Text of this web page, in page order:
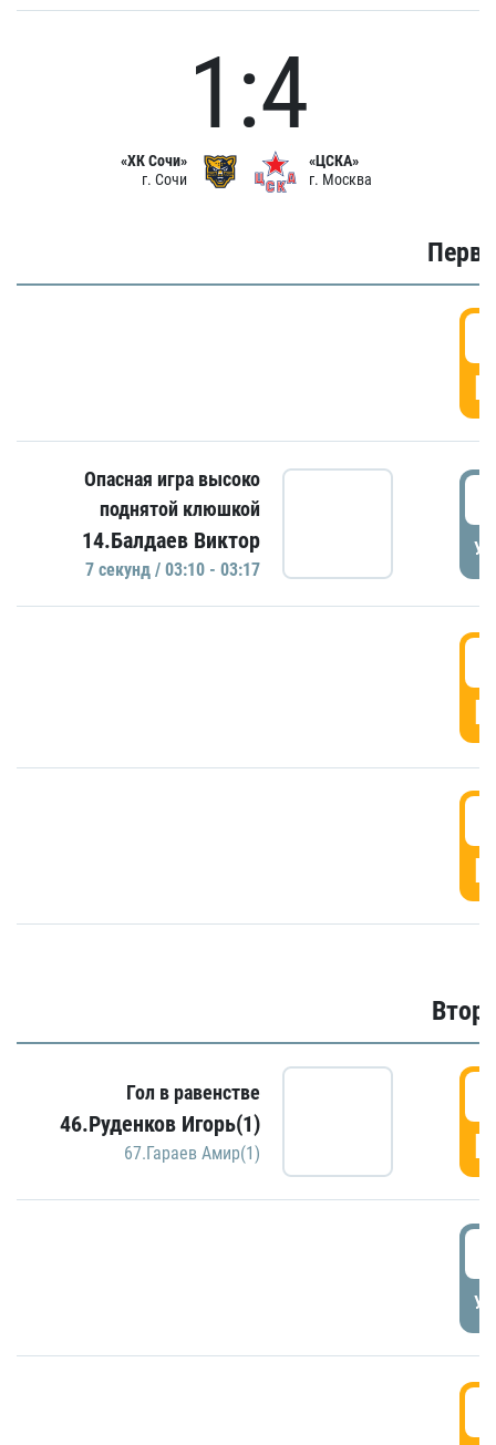
«ХК Сочи»
г. Сочи
1:4
«ЦСКА»
г. Москва
Опасная игра высоко
поднятой клюшкой
14.Балдаев Виктор
7 секунд / 03:10 - 03:17
Гол в равенстве
46.Руденков Игорь(1)
67.Гараев Амир(1)